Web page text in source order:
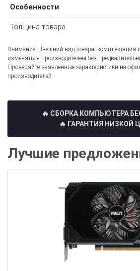
Особенности
Толщина товара
Внимание! Внешний вид товара, комплектация
изменяться производителем без
Проверяйте заявленные характеристики на
производителей.
🔥 СБОРКА КОМПЬЮТЕРА
🔥 ГАРАНТИЯ НИЗКОЙ
Лучшие